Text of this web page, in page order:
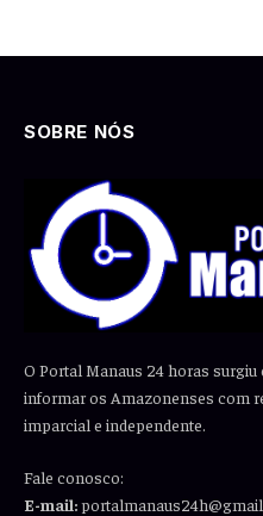
SOBRE NÓS
O Portal Manaus 24 horas
informar os Amazonenses com
imparcial e independente.
Fale conosco:
E-mail: